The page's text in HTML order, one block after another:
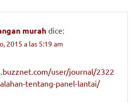
murahdice:
2015 a las 5:19 am
user/journal/2322
tentang-panel-lantai/